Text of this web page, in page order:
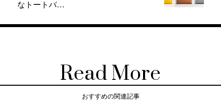
なトートバ…
Read More
おすすめの関連記事